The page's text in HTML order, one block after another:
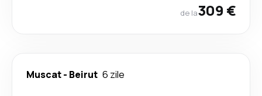
de la309 €
Muscat- Beirut 6 zile